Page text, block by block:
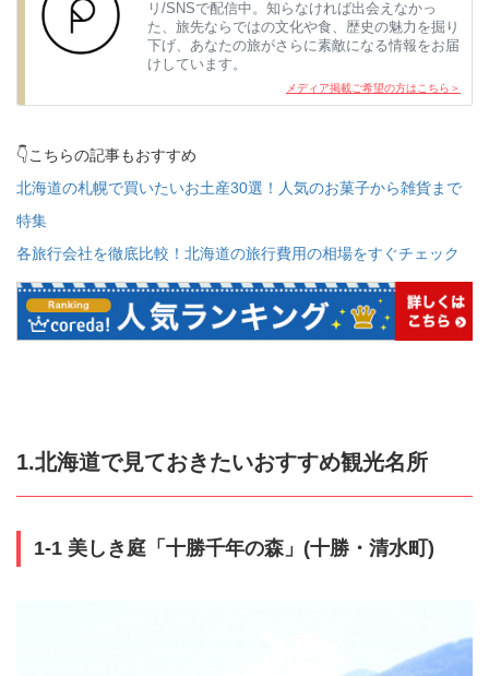
リ/SNSで配信中。知らなければ出会えなかっ
た、旅先ならではの文化や食、歴史の魅力を掘り
下げ、あなたの旅がさらに素敵になる情報をお届
けしています。
メディア掲載ご希望の方はこちら＞
👇こちらの記事もおすすめ
北海道の札幌で買いたいお土産30選！人気のお菓子から雑貨まで
特集
各旅行会社を徹底比較！北海道の旅行費用の相場をすぐチェック
1.北海道で見ておきたいおすすめ観光名所
1-1 美しき庭「十勝千年の森」(十勝・清水町)